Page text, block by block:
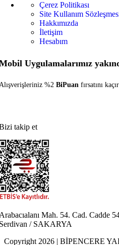
Çerez Politikası
Site Kullanım
Hakkımızda
İletişim
Hesabım
Uygulamalarımız
%2 BiPuan fırsatını
takip et
Mah. 54. Cad. Cadde
/ SAKARYA
Copyright 2026 | BİPENCERE